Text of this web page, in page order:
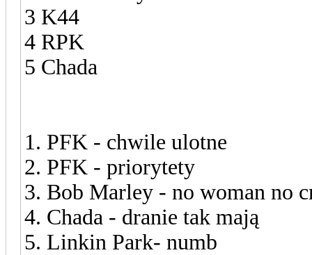
3 K44
4 RPK
5 Chada
1. PFK - chwile ulotne
2. PFK - priorytety
3. Bob Marley - no woman no
4. Chada - dranie tak mają
5. Linkin Park- numb